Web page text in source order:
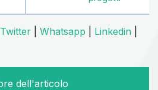
Twitter Whatsapp Linkedin
dell'articolo